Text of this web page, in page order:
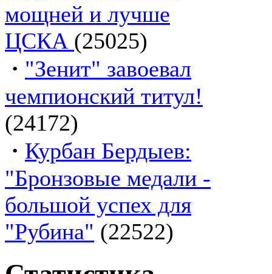
мощней и лучше
ЦСКА (25025)
· "Зенит" завоевал
чемпионский титул!
(24172)
· Курбан Бердыев:
"Бронзовые медали -
большой успех для
"Рубина" (22522)